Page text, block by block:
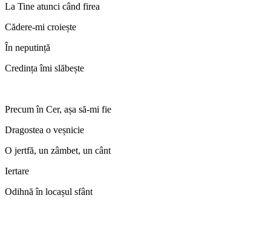
La Tine atunci când firea
Cădere-mi croiește
În neputință
Credința îmi slăbește
Precum în Cer, așa să-mi fie
Dragostea o veșnicie
O jertfă, un zâmbet, un cânt
Iertare
Odihnă în locașul sfânt